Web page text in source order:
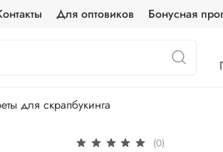
Для оптовиков Бонусная
для скрапбукинга
(0)